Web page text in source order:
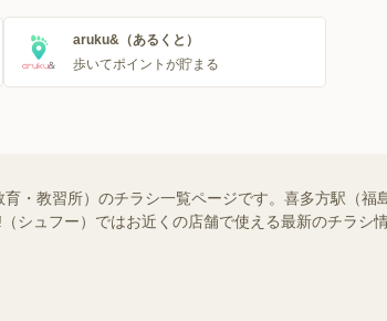
aruku&（あるくと）
歩いてポイントが貯まる
・教習所）のチラシ一覧ページです。喜多方駅（
シュフー）ではお近くの店舗で使える最新のチラシ